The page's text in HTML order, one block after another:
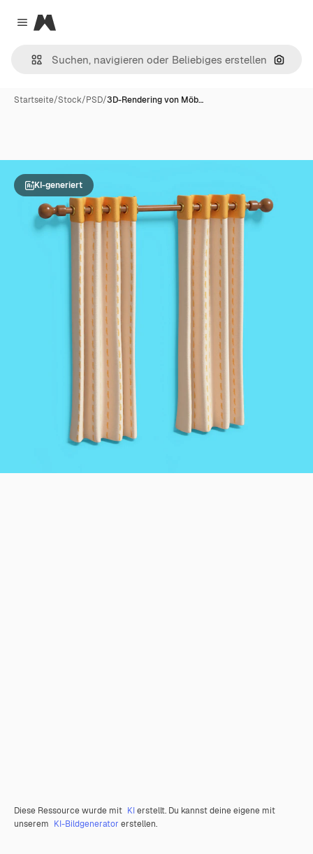
Close menu
Magnific
Nach
Startseite/Stock/PSD/3D-Rendering von Möb…
KI-generiert
Diese Ressource wurde mit KIerstellt. Du kannst deine eigene mit
unserem KI-Bildgenerator erstellen.